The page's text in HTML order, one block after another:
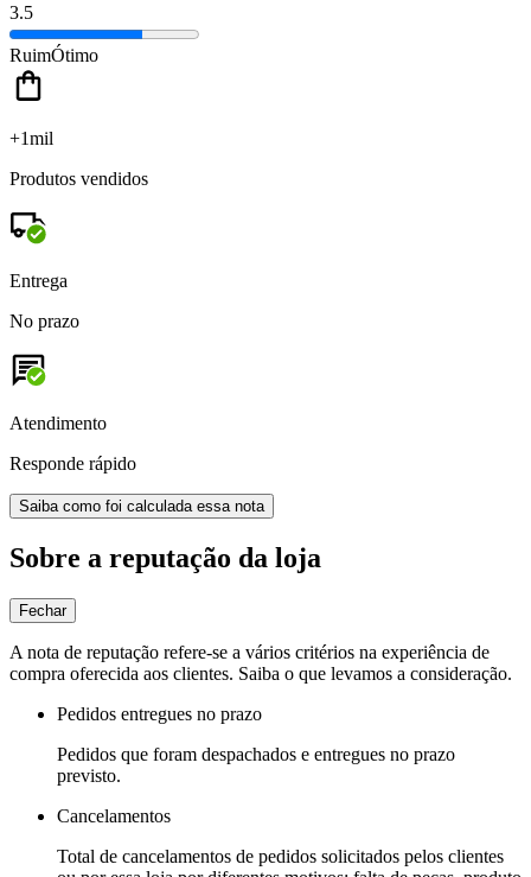
3.5
RuimÓtimo
+1mil
Produtos vendidos
Entrega
No prazo
Atendimento
Responde rápido
Saiba como foi calculada essa nota
Sobre a reputação da loja
Fechar
A nota de reputação refere-se a vários critérios na experiência de
compra oferecida aos clientes. Saiba o que levamos a consideração.
Pedidos entregues no prazo
Pedidos que foram despachados e entregues no prazo
previsto.
Cancelamentos
Total de cancelamentos de pedidos solicitados pelos clientes